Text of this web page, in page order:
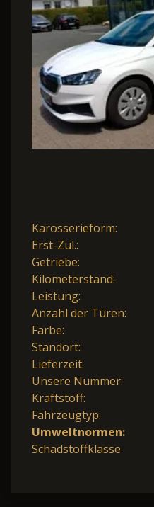
Karosserieform:
Erst-Zul.:
Getriebe:
Kilometerstand:
Leistung:
Anzahl der Türen:
Farbe:
Standort:
Lieferzeit:
Unsere Nummer:
Kraftstoff:
Fahrzeugtyp:
Umweltnormen:
Schadstoffklasse